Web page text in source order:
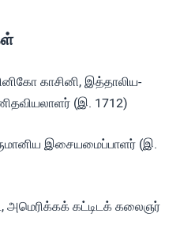
காசினி, இத்தாலிய-
(இ. 1712)
இசையமைப்பாளர் (இ.
அமெரிக்கக் கட்டிடக் கலைஞர்